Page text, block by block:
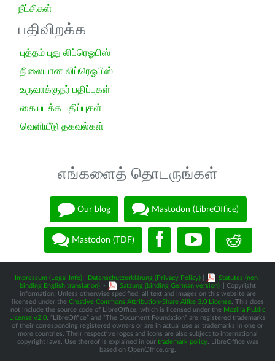
நீட்சிகள்
பதிவிறக்க
புத்தம் புது லிப்ரெஓபிஸ்
நிலையான லிப்ரெஓபிஸ்
உருவாக்குநர் பதிப்புகள்
கையடக்க பதிப்புகள்
வெளியீடு தகவல்கள்
எங்களைத் தொடருங்கள்
Our blog Mastodon (LibreOffice)
Mastodon (TDF)
Impressum (Legal Info) Datenschutzerklärung (Privacy Policy)
Statutes (non-
binding English translation) - Satzung (binding German version)
| Copyright
information: Unless otherwise specified, all text and images on this website are
licensed under the Creative Commons Attribution-Share Alike 3.0 License. This does
not include the source code of LibreOffice, which is licensed under the Mozilla Public
License v2.0 . “LibreOffice” and “The Document Foundation” are registered trademarks
of their corresponding registered owners or are in actual use as trademarks in one or
more countries. Their respective logos and icons are also subject to international
copyright laws. Use thereof is explained in our trademark policy. LibreOffice was
based on OpenOffice.org.